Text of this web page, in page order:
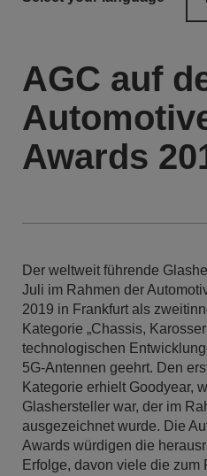
AGC auf
Awards
Der weltweit führende
Juli im Rahmen der
2019 in Frankfurt als
Kategorie „Chassis,
technologischen
5G-Antennen geehrt. Den
Kategorie erhielt Goodyear,
Glashersteller war, der im
ausgezeichnet wurde. Die
Awards würdigen die
Erfolge, davon viele die zum